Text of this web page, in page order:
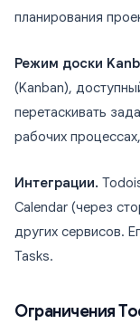
планирования
Режим доски
(Kanban),
перетаскивать
рабочих
Интеграции.
Calendar (через
других сервисов.
Tasks.
Ограничения